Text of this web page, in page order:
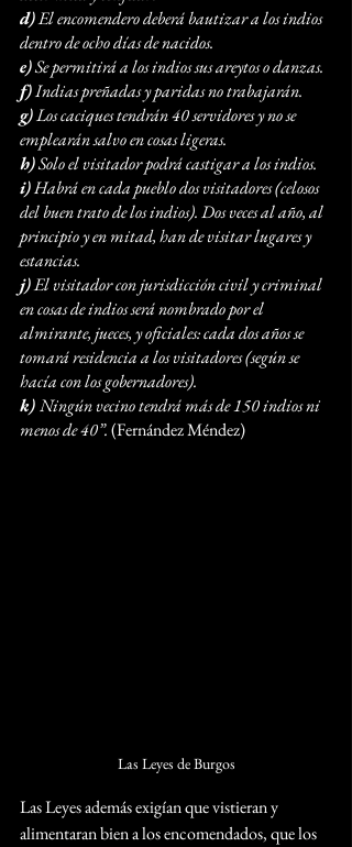
d) El encomendero deberá bautizar a los indios
dentro de ocho días de nacidos.
e) Se permitirá a los indios sus areytos o danzas.
f) Indias preñadas y paridas no trabajarán.
g) Los caciques tendrán 40 servidores y no se
emplearán salvo en cosas ligeras.
h) Solo el visitador podrá castigar a los indios.
i) Habrá en cada pueblo dos visitadores (celosos
del buen trato de los indios). Dos veces al año, al
principio y en mitad, han de visitar lugares y
estancias.
j) El visitador con jurisdicción civil y criminal
en cosas de indios será nombrado por el
almirante, jueces, y oficiales: cada dos años se
tomará residencia a los visitadores (según se
hacía con los gobernadores).
k) Ningún vecino tendrá más de 150 indios ni
menos de 40”. (Fernández Méndez)
Las Leyes de Burgos
Las Leyes además exigían que vistieran y
alimentaran bien a los encomendados, que los